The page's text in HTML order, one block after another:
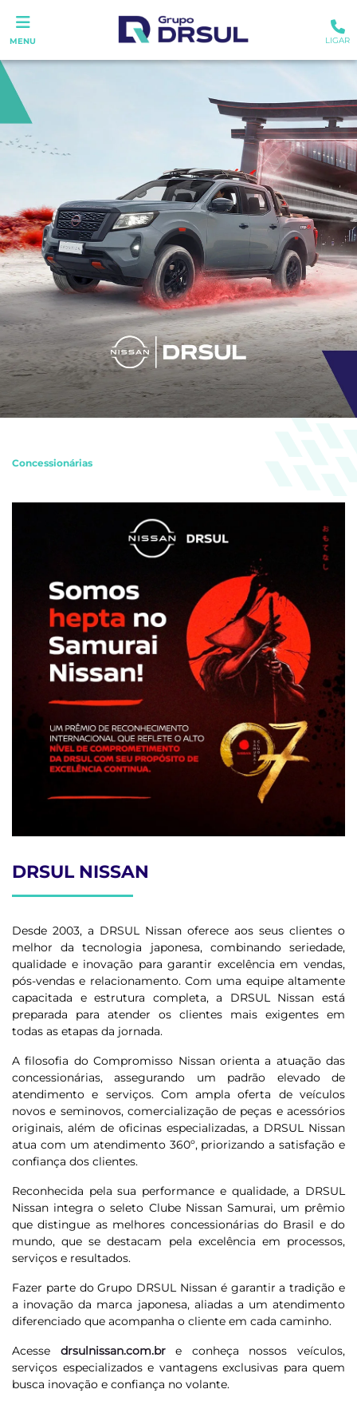
MENU LIGAR
Concessionárias
DRSUL NISSAN
Desde 2003, a DRSUL Nissan oferece aos seus clientes o
melhor da tecnologia japonesa, combinando seriedade,
qualidade e inovação para garantir excelência em vendas,
pós-vendas e relacionamento. Com uma equipe altamente
capacitada e estrutura completa, a DRSUL Nissan está
preparada para atender os clientes mais exigentes em
todas as etapas da jornada.
A filosofia do Compromisso Nissan orienta a atuação das
concessionárias, assegurando um padrão elevado de
atendimento e serviços. Com ampla oferta de veículos
novos e seminovos, comercialização de peças e acessórios
originais, além de oficinas especializadas, a DRSUL Nissan
atua com um atendimento 360º, priorizando a satisfação e
confiança dos clientes.
Reconhecida pela sua performance e qualidade, a DRSUL
Nissan integra o seleto Clube Nissan Samurai, um prêmio
que distingue as melhores concessionárias do Brasil e do
mundo, que se destacam pela excelência em processos,
serviços e resultados.
Fazer parte do Grupo DRSUL Nissan é garantir a tradição e
a inovação da marca japonesa, aliadas a um atendimento
diferenciado que acompanha o cliente em cada caminho.
Acesse drsulnissan.com.bre conheça nossos veículos,
serviços especializados e vantagens exclusivas para quem
busca inovação e confiança no volante.